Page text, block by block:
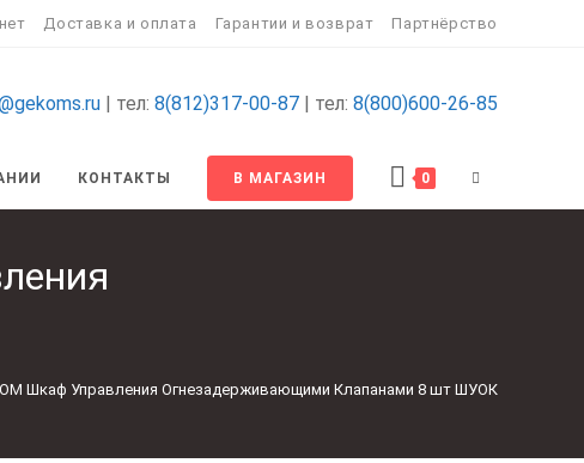
Доставка и оплата Гарантии и возврат Партнёрство
| тел: 8(812)317-00-87 | тел: 8(800)600-26-85
КОНТАКТЫ В МАГАЗИН 0
Шкаф Управления Огнезадерживающими Клапанами 8 шт ШУОК